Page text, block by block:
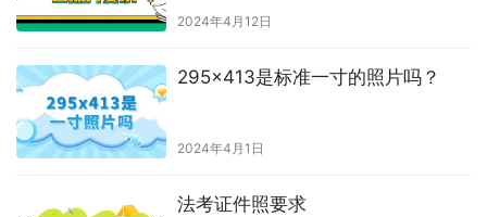
2024年4月12日
295x413是标准一寸的照片吗？
2024年4月1日
法考证件照要求